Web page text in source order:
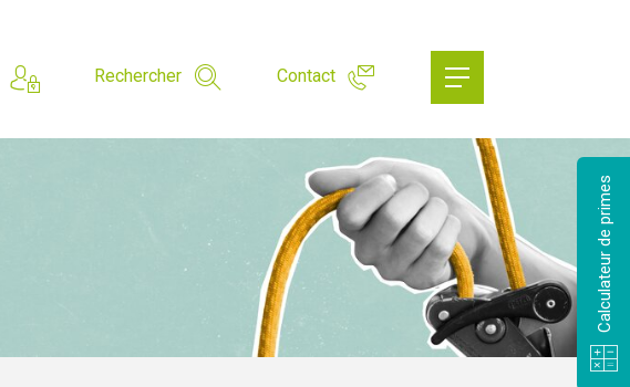
Calculateur de primes
Rechercher Contact